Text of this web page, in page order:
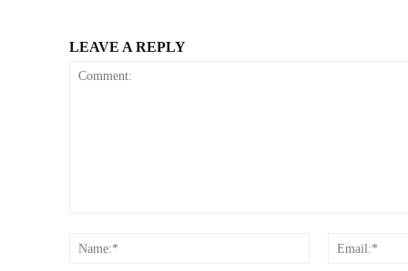
LEAVE A REPLY
Name:*